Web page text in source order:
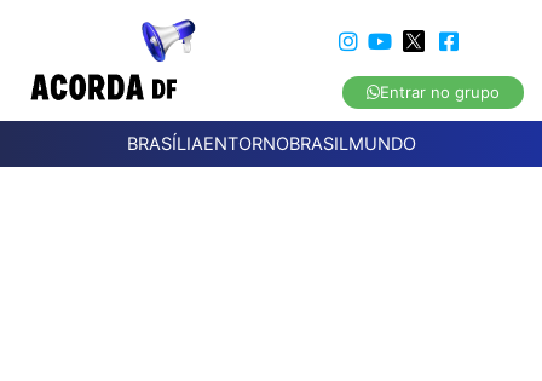
Entrar no grupo
BRASÍLIAENTORNOBRASILMUNDO